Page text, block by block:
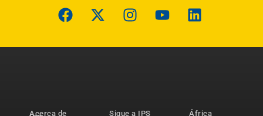
Acerca de
Sigue a IPS
África